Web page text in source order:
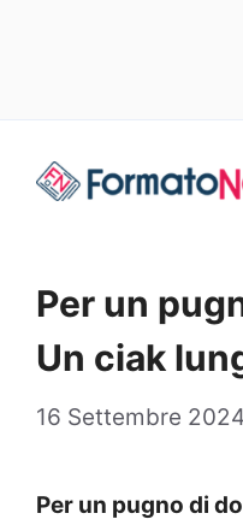
Per un
Un ciak
16 Settembre 2024
Per un pugno di